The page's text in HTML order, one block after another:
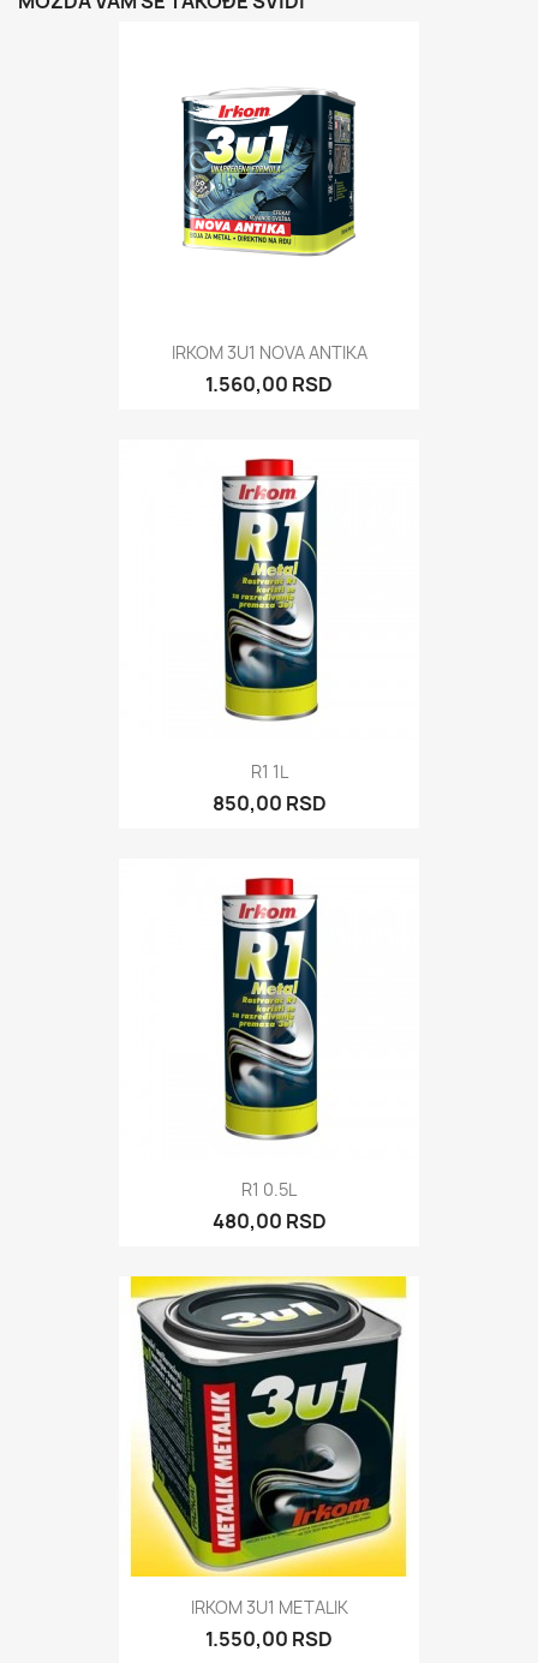
IRKOM 3U1 NOVA ANTIKA
1.560,00 RSD
R1 1L
850,00 RSD
R1 0.5L
480,00 RSD
IRKOM 3U1 METALIK
1.550,00 RSD